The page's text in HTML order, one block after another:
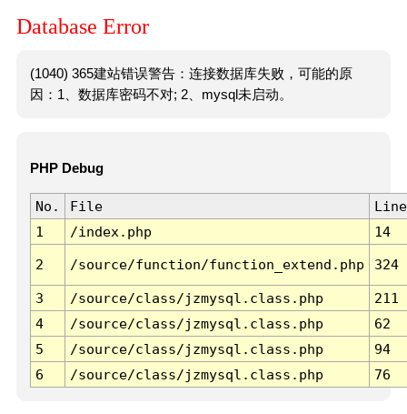
Database Error
(1040) 365建站错误警告：连接数据库失败，可能的原
因：1、数据库密码不对; 2、mysql未启动。
PHP Debug
No. File
Line
1
/index.php 14
2 /source/function/function_extend.php 324
3 /source/class/jzmysql.class.php
211
4
/source/class/jzmysql.class.php
62
5
/source/class/jzmysql.class.php
94
6
/source/class/jzmysql.class.php 76